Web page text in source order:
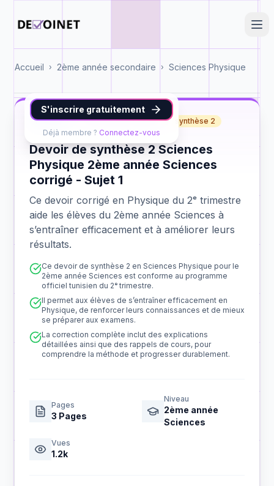
Accueil › 2ème année secondaire › Sciences Physique
S'inscrire gratuitement
Déjà membre ? Connectez-vous
Physique 2ème année Sciences synthèse 2
Devoir de synthèse 2 Sciences
Physique 2ème année Sciences
corrigé - Sujet 1
Ce devoir corrigé en Physique du 2ᵉ trimestre
aide les élèves du 2ème année Sciences à
s’entraîner efficacement et à améliorer leurs
résultats.
Ce devoir de synthèse 2 en Sciences Physique pour le
2ème année Sciences est conforme au programme
officiel tunisien du 2ᵉ trimestre.
Il permet aux élèves de s’entraîner efficacement en
Physique, de renforcer leurs connaissances et de mieux
se préparer aux examens.
La correction complète inclut des explications
détaillées ainsi que des rappels de cours, pour
comprendre la méthode et progresser durablement.
Pages
3 Pages
Niveau
2ème année
Sciences
Vues
1.2k